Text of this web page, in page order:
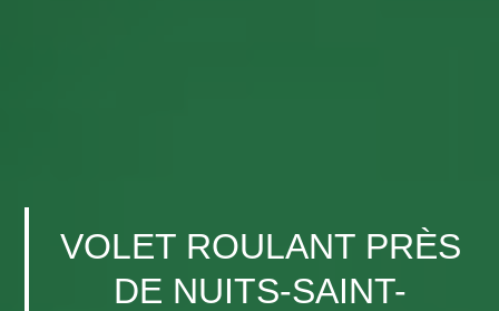
VOLET ROULANT PRÈS
DE NUITS-SAINT-